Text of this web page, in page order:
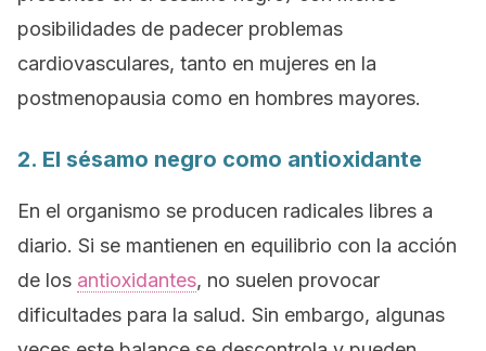
posibilidades de padecer problemas
cardiovasculares, tanto en mujeres en la
postmenopausia como en hombres mayores.
2. El sésamo negro como antioxidante
En el organismo se producen radicales libres a
diario. Si se mantienen en equilibrio con la acción
de los antioxidantes, no suelen provocar
dificultades para la salud. Sin embargo, algunas